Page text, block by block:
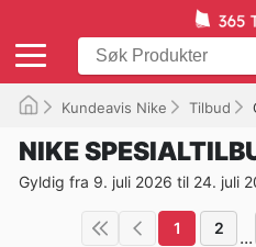
Kundeavis Nike Tilbud
NIKE
Gyldig fra 9. juli 2026 til 24. juli
1 2 ...